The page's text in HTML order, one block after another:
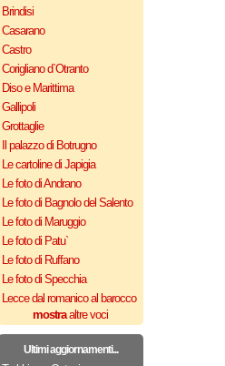
Brindisi
Casarano
Castro
Corigliano d`Otranto
Diso e Marittima
Gallipoli
Grottaglie
Il palazzo di Botrugno
Le cartoline di Japigia
Le foto di Andrano
Le foto di Bagnolo del Salento
Le foto di Maruggio
Le foto di Patu`
Le foto di Ruffano
Le foto di Specchia
Lecce dal romanico al barocco
mostraaltre voci
Ultimi aggiornamenti...